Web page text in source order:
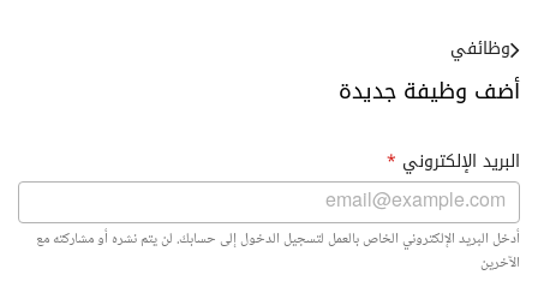
أضف وظيفة جديدة
وظائفي
البريد الإلكتروني *
أدخل البريد الإلكتروني الخاص بالعمل لتسجيل الدخول إلى حسابك. لن يتم نشره أو مشاركته مع
الآخرين